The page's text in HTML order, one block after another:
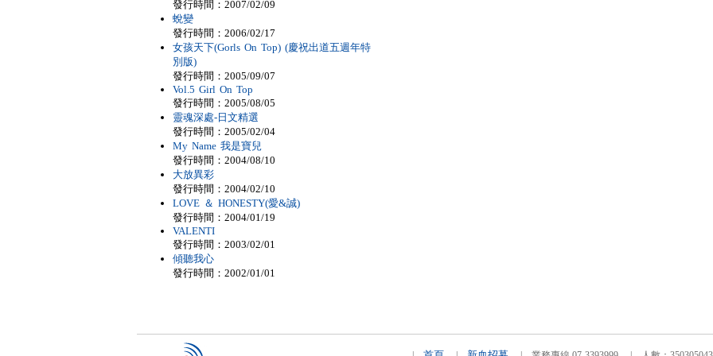
發行時間：2007/02/09
蛻變
發行時間：2006/02/17
女孩天下(Gorls On Top) (慶祝出道五週年特
別版)
發行時間：2005/09/07
Vol.5 Girl On Top
發行時間：2005/08/05
靈魂深處-日文精選
發行時間：2005/02/04
My Name 我是寶兒
發行時間：2004/08/10
大放異彩
發行時間：2004/02/10
LOVE ＆ HONESTY(愛&誠)
發行時間：2004/01/19
VALENTI
發行時間：2003/02/01
傾聽我心
發行時間：2002/01/01